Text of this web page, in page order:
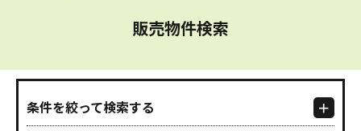
販売物件検索
条件を絞って検索する